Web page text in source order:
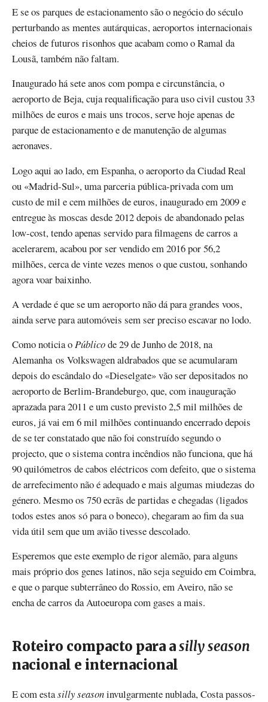
E se os parques de estacionamento são o negócio do século
perturbando as mentes autárquicas, aeroportos internacionais
cheios de futuros risonhos que acabam como o Ramal da
Lousã, também não faltam.
Inaugurado há sete anos com pompa e circunstância, o
aeroporto de Beja, cuja requalificação para uso civil custou 33
milhões de euros e mais uns trocos, serve hoje apenas de
parque de estacionamento e de manutenção de algumas
aeronaves.
Logo aqui ao lado, em Espanha, o aeroporto da Ciudad Real
ou «Madrid-Sul», uma parceria pública-privada com um
custo de mil e cem milhões de euros, inaugurado em 2009 e
entregue às moscas desde 2012 depois de abandonado pelas
low-cost, tendo apenas servido para filmagens de carros a
acelerarem, acabou por ser vendido em 2016 por 56,2
milhões, cerca de vinte vezes menos o que custou, sonhando
agora voar baixinho.
A verdade é que se um aeroporto não dá para grandes voos,
ainda serve para automóveis sem ser preciso escavar no lodo.
Como noticia oPúblicode 29 de Junho de 2018, na
Alemanha os Volkswagen aldrabados que se acumularam
depois do escândalo do «Dieselgate» vão ser depositados no
aeroporto de Berlim-Brandeburgo, que, com inauguração
aprazada para 2011 e um custo previsto 2,5 mil milhões de
euros, já vai em 6 mil milhões continuando encerrado depois
de se ter constatado que não foi construído segundo o
projecto, que o sistema contra incêndios não funciona, que há
90 quilómetros de cabos eléctricos com defeito, que o sistema
de arrefecimento não é adequado e mais algumas miudezas do
género. Mesmo os 750 ecrãs de partidas e chegadas (ligados
todos estes anos só para o boneco), chegaram ao fim da sua
vida útil sem que um avião tivesse descolado.
Esperemos que este exemplo de rigor alemão, para alguns
mais próprio dos genes latinos, não seja seguido em Coimbra,
e que o parque subterrâneo do Rossio, em Aveiro, não se
encha de carros da Autoeuropa com gases a mais.
Roteiro compacto para asilly season
nacional e internacional
E com estasilly seasoninvulgarmente nublada, Costa passos-